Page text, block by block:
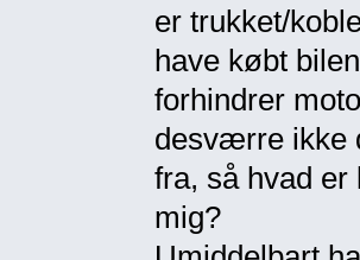
er trukket/
have købt
forhindrer
desværre ikke
fra, så hvad er
mig?